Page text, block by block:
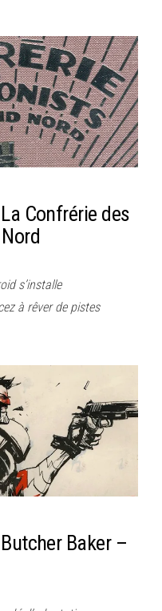
Confrérie des
s’installe
à rêver de pistes
Baker –